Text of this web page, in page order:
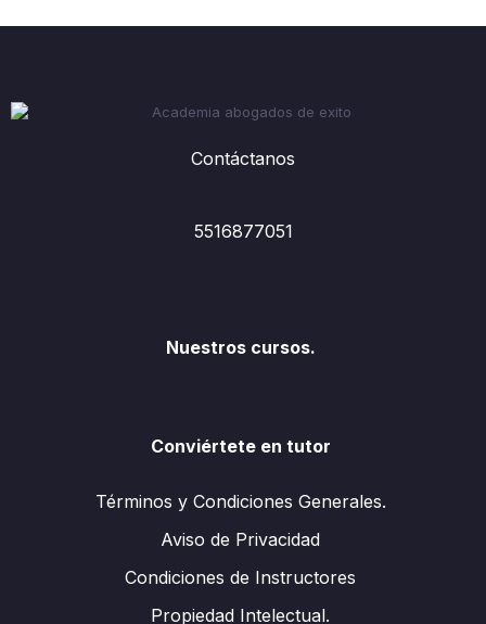
Contáctanos
5516877051
Nuestros cursos.
Conviértete en tutor
Términos y Condiciones Generales.
Aviso de Privacidad
Condiciones de Instructores
Propiedad Intelectual.